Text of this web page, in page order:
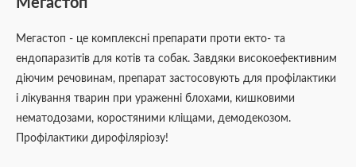
Мегастоп - це комплексні препарати проти екто- та
ендопаразитів для котів та собак. Завдяки високоефективним
діючим речовинам, препарат застосовують для профілактики
і лікування тварин при ураженні блохами, кишковими
нематодозами, коростяними кліщами, демодекозом.
Профілактики дирофіляріозу!